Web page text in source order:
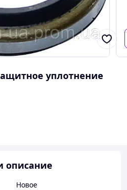
уплотнение
описание
Новое